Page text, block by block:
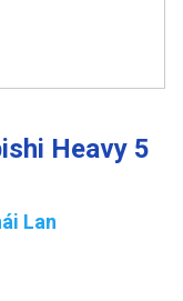
Heavy 5
Lan